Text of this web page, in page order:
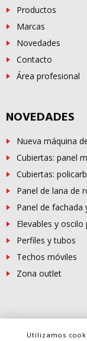
Productos
Marcas
Novedades
Contacto
Área profesional
NOVEDADES
Nueva máquina
Cubiertas: panel
Cubiertas:
Panel de lana de
Panel de fachada
Elevables y oscilo
Perfiles y tubos
Techos móviles
Zona outlet
Utilizamos